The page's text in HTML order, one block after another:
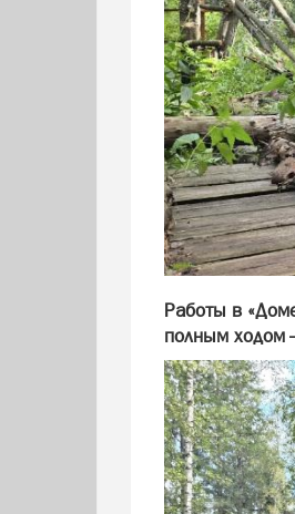
Работы в
полным ходом